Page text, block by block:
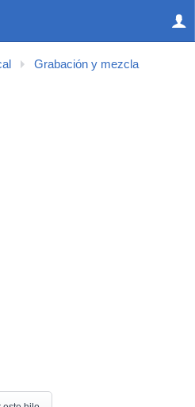
Grabación y mezcla